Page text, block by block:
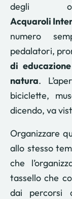
degli
Acquaroli
numero
pedalatori,
di
natura.
biciclette,
dicendo, va
Organizzare
allo stesso
che
tassello che
dai percorsi